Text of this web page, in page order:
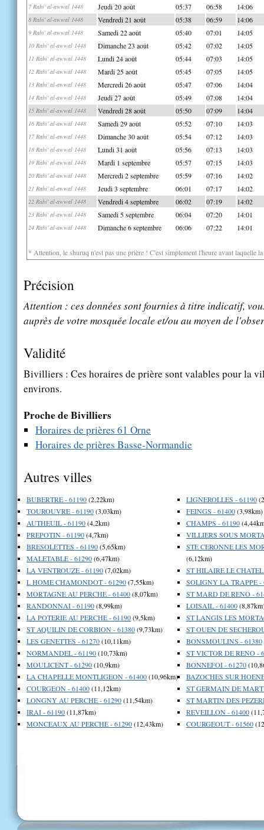
7 Rabi' al-awwal 1448 Jeudi 20 août 05:37 06:58 14:06
8 Rabi' al-awwal 1448 Vendredi 21 août 05:38 06:59 14:06
9 Rabi' al-awwal 1448 Samedi 22 août 05:40 07:01 14:05
10 Rabi' al-awwal 1448 Dimanche 23 août 05:42 07:02 14:05
11 Rabi' al-awwal 1448 Lundi 24 août 05:44 07:03 14:05
12 Rabi' al-awwal 1448 Mardi 25 août 05:45 07:05 14:05
13 Rabi' al-awwal 1448 Mercredi 26 août 05:47 07:06 14:04
14 Rabi' al-awwal 1448 Jeudi 27 août 05:49 07:08 14:04
15 Rabi' al-awwal 1448 Vendredi 28 août 05:50 07:09 14:04
16 Rabi' al-awwal 1448 Samedi 29 août 05:52 07:10 14:03
17 Rabi' al-awwal 1448 Dimanche 30 août 05:54 07:12 14:03
18 Rabi' al-awwal 1448 Lundi 31 août 05:56 07:13 14:03
19 Rabi' al-awwal 1448 Mardi 1 septembre 05:57 07:15 14:03
20 Rabi' al-awwal 1448 Mercredi 2 septembre 05:59 07:16 14:02
21 Rabi' al-awwal 1448 Jeudi 3 septembre 06:01 07:17 14:02
22 Rabi' al-awwal 1448 Vendredi 4 septembre 06:02 07:19 14:02
23 Rabi' al-awwal 1448 Samedi 5 septembre 06:04 07:20 14:01
24 Rabi' al-awwal 1448 Dimanche 6 septembre 06:06 07:22 14:01
* Attention, le shuruq n'est pas une prière ! C'est simplement l'heure avant laquelle
Précision
Attention : ces données sont fournies à titre indicatif,
auprès de votre mosquée locale et/ou au moyen de
Validité
Bivilliers : Ces horaires de prière sont valables pour la
environs.
Proche de Bivilliers
Horaires de prières 61 Orne
Horaires de prières Basse-Normandie
Autres villes
BUBERTRE - 61190(2,22km)
TOUROUVRE - 61190(3,03km)
AUTHEUIL - 61190(4,2km)
PREPOTIN - 61190(4,7km)
BRESOLETTES - 61190(5,65km)
MALETABLE - 61290(6,47km)
LA VENTROUZE - 61190(7,02km)
L HOME CHAMONDOT - 61290(7,55km)
MORTAGNE AU PERCHE - 61400(8,07km)
RANDONNAI - 61190(8,99km)
LA POTERIE AU PERCHE - 61190(9,5km)
ST AQUILIN DE CORBION - 61380(9,73km)
LES GENETTES - 61270(10,11km)
NORMANDEL - 61190(10,73km)
MOULICENT - 61290(10,9km)
LA CHAPELLE MONTLIGEON - 61400(10,96km)
COURGEON - 61400(11,12km)
LONGNY AU PERCHE - 61290(11,54km)
IRAI - 61190(11,87km)
MONCEAUX AU PERCHE - 61290(12,43km)
LIGNEROLLES - 61190
FEINGS - 61400(3,98km)
CHAMPS - 61190
VILLIERS SOUS
STE CERONNE LES
(6,12km)
ST HILAIRE LE CHATEL
SOLIGNY LA TRAPPE -
ST MARD DE RENO -
LOISAIL - 61400
ST LANGIS LES
ST OUEN DE
BONSMOULINS - 61380
ST VICTOR DE RENO -
BONNEFOI - 61270
BAZOCHES SUR
ST GERMAIN DE
ST MARTIN DES
REVEILLON - 61400
COURGEOUT - 61560